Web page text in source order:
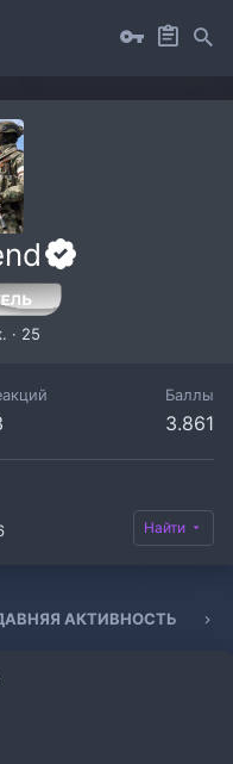
· 25
Баллы
3.861
Найти
АКТИВНОСТЬ